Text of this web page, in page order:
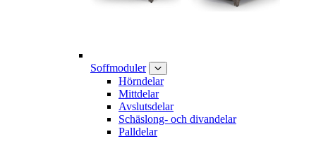
Soffmoduler
Hörndelar
Mittdelar
Avslutsdelar
Schäslong- och divandelar
Palldelar